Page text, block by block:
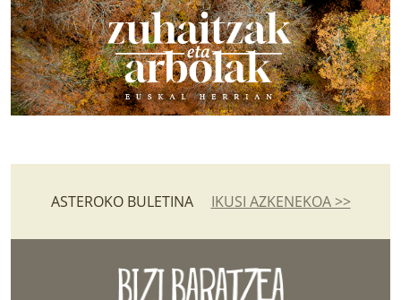
ASTEROKO BULETINA IKUSI AZKENEKOA >>